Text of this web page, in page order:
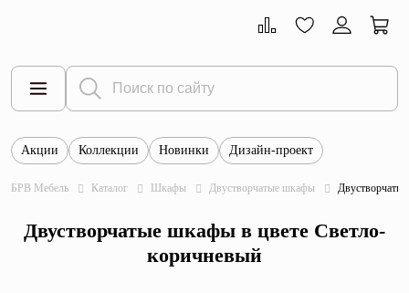
Все товары
Тумбы
Шкафы
Акции Коллекции Новинки Дизайн-проект
БРВ Мебель Каталог Шкафы Двустворчатые шкафы
Двустворчатые шкафы в цвете Светло-
коричневый